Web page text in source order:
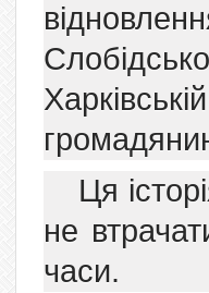
Ця
не
часи.